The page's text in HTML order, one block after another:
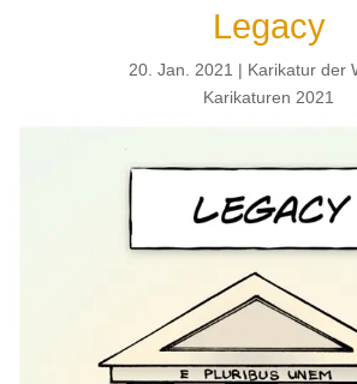
Legacy
20. Jan. 2021 Karikatur der
Karikaturen 2021